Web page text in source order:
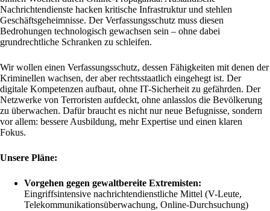
Nachrichtendienste hacken kritische Infrastruktur und stehlen
Geschäftsgeheimnisse. Der Verfassungsschutz muss diesen
Bedrohungen technologisch gewachsen sein – ohne dabei
grundrechtliche Schranken zu schleifen.
Wir wollen einen Verfassungsschutz, dessen Fähigkeiten mit denen der
Kriminellen wachsen, der aber rechtsstaatlich eingehegt ist. Der
digitale Kompetenzen aufbaut, ohne IT-Sicherheit zu gefährden. Der
Netzwerke von Terroristen aufdeckt, ohne anlasslos die Bevölkerung
zu überwachen. Dafür braucht es nicht nur neue Befugnisse, sondern
vor allem: bessere Ausbildung, mehr Expertise und einen klaren
Fokus.
Unsere Pläne:
Vorgehen gegen gewaltbereite Extremisten:
Eingriffsintensive nachrichtendienstliche Mittel (V-Leute,
Telekommunikationsüberwachung, Online-Durchsuchung)